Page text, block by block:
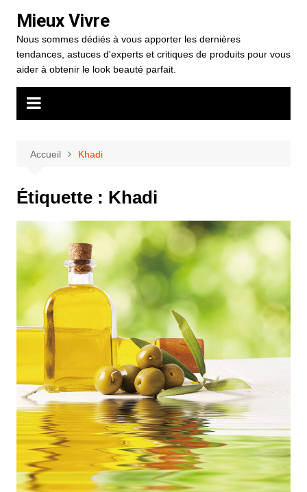
contenu
Mieux Vivre
Nous sommes dédiés à vous apporter les dernières
tendances, astuces d'experts et critiques de produits pour vous
aider à obtenir le look beauté parfait.
Accueil Khadi
Étiquette : Khadi